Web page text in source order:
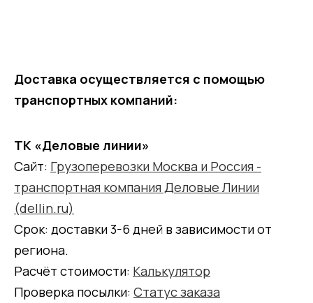
Доставка осуществляется с помощью
транспортных компаний:
ТК «Деловые линии»
Сайт: Грузоперевозки Москва и Россия -
транспортная компания Деловые Линии
(dellin.ru)
Срок: доставки 3-6 дней в зависимости от
региона.
Расчёт стоимости: Калькулятор
Проверка посылки: Статус заказа